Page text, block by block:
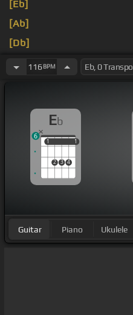
[Eb]
[Ab]
[Db]
[Ab]
116 BPM
Eb
1
2 3 4
1
1 1
6
Guitar Piano Ukulele